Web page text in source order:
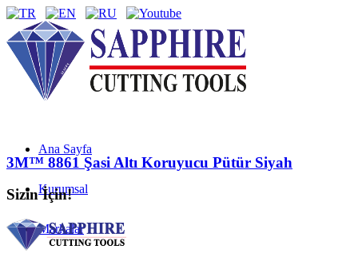
Ana Sayfa
Kurumsal
Markalar
3M™ 8861 Şasi Altı Koruyucu Pütür Siyah
Sizin İçin!